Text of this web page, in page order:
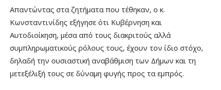
Απαντώντας στα ζητήματα που τέθηκαν, ο κ.
Κωνσταντινίδης εξήγησε ότι Κυβέρνηση και
Αυτοδιοίκηση, μέσα από τους διακριτούς αλλά
συμπληρωματικούς ρόλους τους, έχουν τον ίδιο στόχο,
δηλαδή την ουσιαστική αναβάθμιση των Δήμων και τη
μετεξέλιξή τους σε δύναμη φυγής προς τα εμπρός.